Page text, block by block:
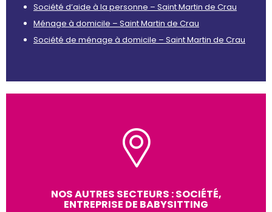
Société d’aide à la personne – Saint Martin de Crau
Ménage à domicile – Saint Martin de Crau
Société de ménage à domicile – Saint Martin de Crau
NOS AUTRES SECTEURS : SOCIÉTÉ,
ENTREPRISE DE BABYSITTING